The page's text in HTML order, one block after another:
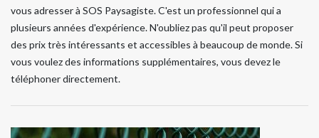
vous adresser à SOS Paysagiste. C'est un professionnel qui a
plusieurs années d'expérience. N'oubliez pas qu'il peut proposer
des prix très intéressants et accessibles à beaucoup de monde. Si
vous voulez des informations supplémentaires, vous devez le
téléphoner directement.